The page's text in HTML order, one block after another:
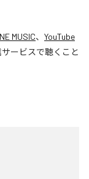
MUSIC、 YouTube
ービスで聴くこと